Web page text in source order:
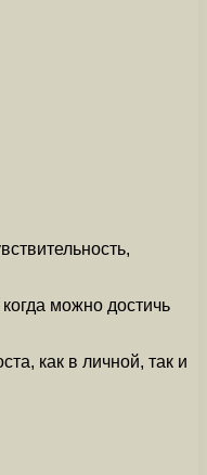
можно достичь
как в личной, так и